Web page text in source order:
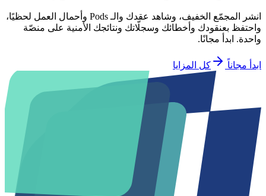
انشر المجمّع الخفيف، وشاهد عقدك والـ Pods وأحمال العمل لحظيًا،
واحتفظ بعنقودك وأخطائك وسجلّاتك ونتائجك الأمنية على منصّة
واحدة. ابدأ مجانًا.
ابدأ مجاناً كل المزايا